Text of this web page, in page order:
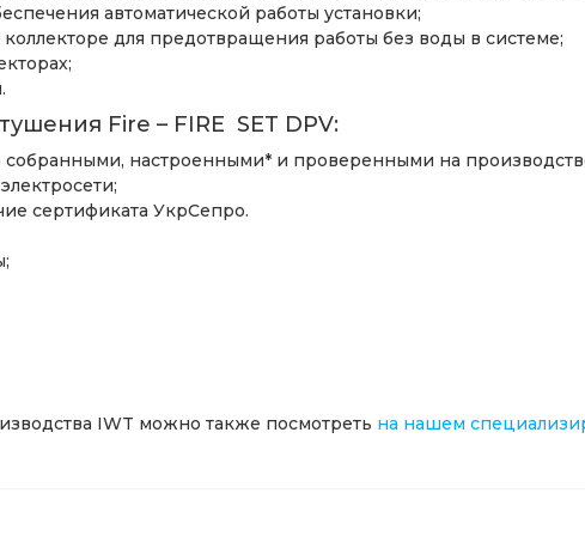
автоматической работы установки;
для предотвращения работы без воды в системе;
Fire – FIRE SET DPV:
настроенными* и проверенными на
сертификата УкрСепро.
IWT можно также посмотреть на нашем